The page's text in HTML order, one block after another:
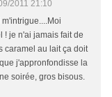
2011 21:10
! je n'ai jamais fait de
caramel au lait ça doit
j'appronfondisse la
soirée, gros bisous.